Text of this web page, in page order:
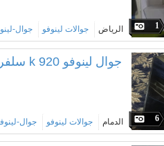
1 الرياض جوالات لينوفو جوال-
6
جوال لينوفو k 920 سلفر 32 قيقا
الدمام جوالات لينوفو جوال-